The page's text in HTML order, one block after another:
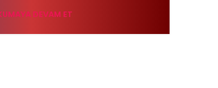
DEVAM ET